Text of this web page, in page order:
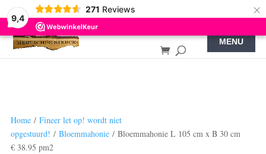
9,4
271 Reviews ×
Home/ Fineer let op! wordt niet
opgestuurd! / Bloemmahonie/ Bloemmahonie L 105 cm x B 30 cm
€ 38.95 pm2